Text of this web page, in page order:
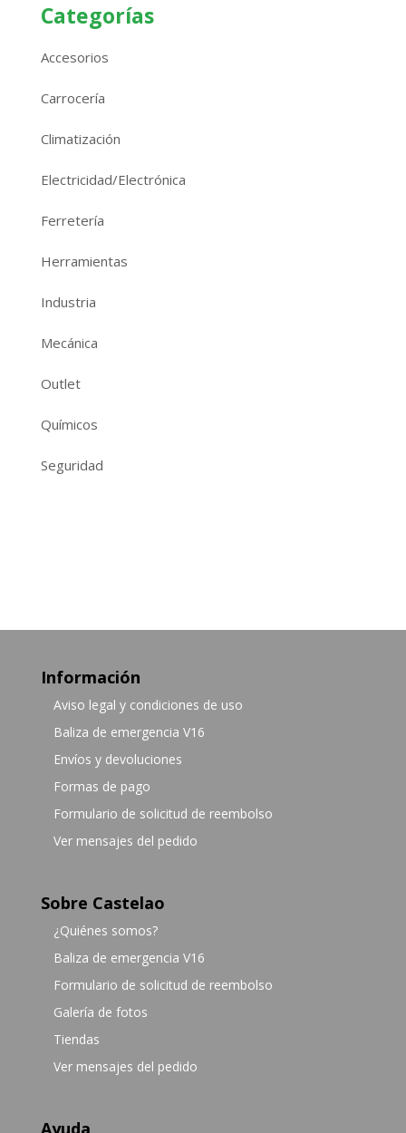
Categorías
Accesorios
Carrocería
Climatización
Electricidad/Electrónica
Ferretería
Herramientas
Industria
Mecánica
Outlet
Químicos
Seguridad
Información
Aviso legal y condiciones de uso
Baliza de emergencia V16
Envíos y devoluciones
Formas de pago
Formulario de solicitud de reembolso
Ver mensajes del pedido
Sobre Castelao
¿Quiénes somos?
Baliza de emergencia V16
Formulario de solicitud de reembolso
Galería de fotos
Tiendas
Ver mensajes del pedido